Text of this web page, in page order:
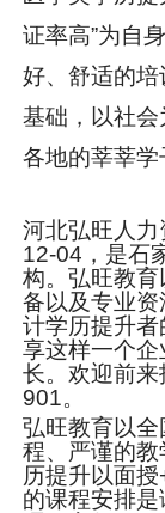
证率高”为自
好、舒适的
基础，以社
各地的莘莘学
河北弘旺人
12-04，是石
构。弘旺教
备以及专业
计学历提升
享这样一个
长。欢迎前
901。
弘旺教育以
程、严谨的
历提升以面
的课程安排